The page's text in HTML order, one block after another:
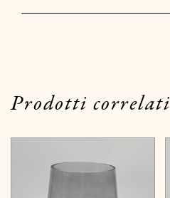
Prodotti correlati